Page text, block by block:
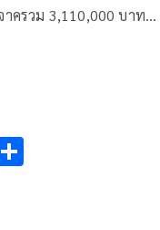
ครวม 3,110,000 บาท
พื่อนำไปสนับสนุนการรักษ
ของผู้ป่วยมะเร็งเต้านม